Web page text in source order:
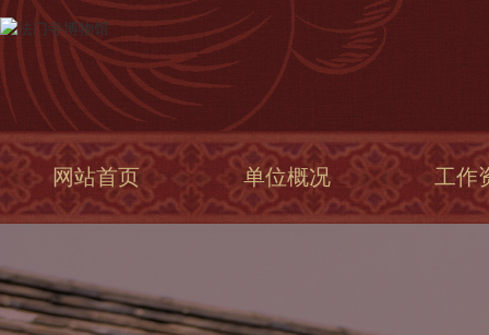
网站首页 单位概况 工作